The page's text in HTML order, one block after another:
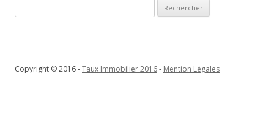
Copyright © 2016 -Taux Immobilier 2016- Mention Légales